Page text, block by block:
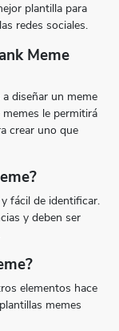
plantilla para
redes sociales.
Meme
diseñar un meme
le permitirá
crear uno que
fácil de identificar.
y deben ser
elementos hace
memes